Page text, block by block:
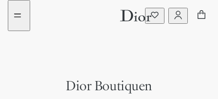
Go
content
Weiter
Inhalt
Dior Boutiquen